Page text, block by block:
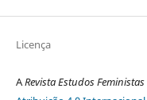
Licença
ARevista Estudos Feministas